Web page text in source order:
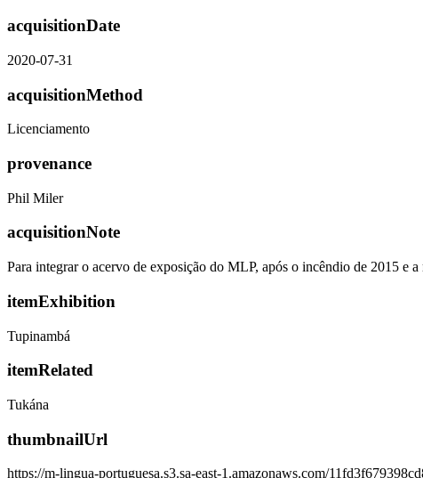
acquisitionDate
2020-07-31
acquisitionMethod
Licenciamento
provenance
Phil Miler
acquisitionNote
Para integrar o acervo de exposição do MLP, após o incêndio de 2015 e
itemExhibition
Tupinambá
itemRelated
Tukána
thumbnailUrl
https://m-lingua-portuguesa.s3.sa-east-1.amazonaws.com/